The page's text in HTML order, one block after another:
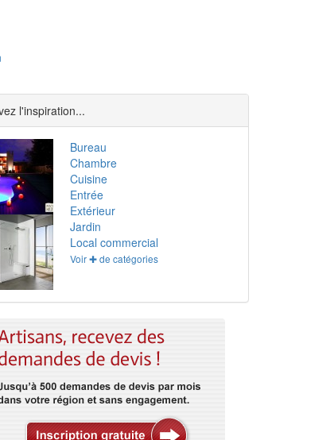
l'inspiration...
Bureau
Chambre
Cuisine
Entrée
Extérieur
Jardin
Local commercial
Voir ✚ de catégories